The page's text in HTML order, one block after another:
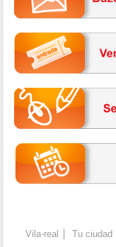
Vila-real Tu ciudad